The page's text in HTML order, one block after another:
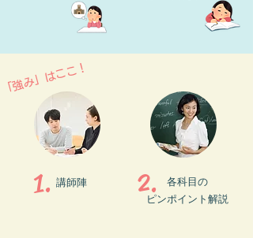
「強み」はここ！
1. 2.
講師陣
各科目の
ピンポイント解説